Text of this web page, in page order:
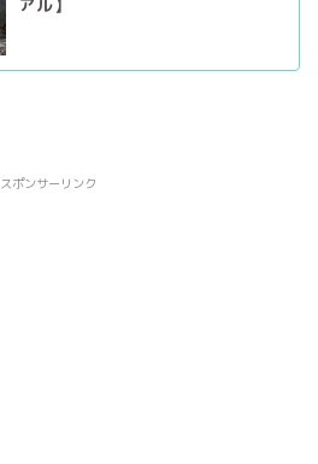
スポンサーリンク